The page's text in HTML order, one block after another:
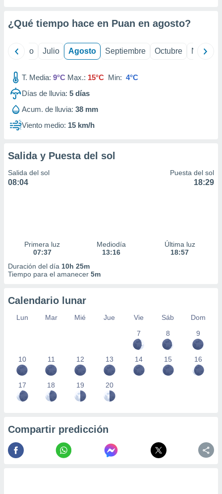
mediante
publicidad
1199
¿Qué tiempo hace en Puan en agosto?
Junio Julio Agosto Septiembre Octubre
T. Media: 9°C Max.: 15°C Min: 4°C
Días de lluvia: 5 días
Acum. de lluvia: 38 mm
Viento medio: 15 km/h
Salida y Puesta del sol
Salida del sol
08:04
Puesta del sol
18:29
Primera luz
07:37
Mediodía
13:16
Última luz
18:57
Duración del día 10h 25m
Tiempo para el amanecer 5m
Calendario lunar
Lun Mar Mié Jue Vie Sáb
Dom
7
8 9
10 11 12 13 14 15 16
17 18 19 20
Compartir predicción